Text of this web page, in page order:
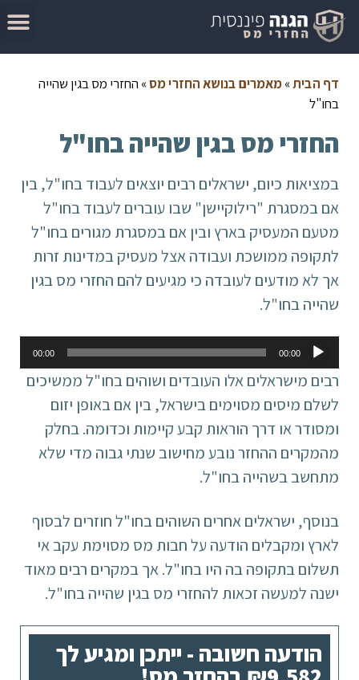
דף הבית»מאמרים בנושא החזרי מס» החזרי מס בגין שהייה
בחו"ל
החזרי מס בגין שהייה בחו"ל
במציאות כיום, ישראלים רבים יוצאים לעבוד בחו"ל, בין
אם במסגרת "רילוקיישן" שבו עוברים לעבוד בחו"ל
מטעם המעסיק בארץ ובין אם במסגרת מגורים בחו"ל
לתקופה ממושכת ועבודה אצל מעסיק במדינות זרות
אך לא מודעים לעובדה כי מגיעים להם החזרי מס בגין
שהייה בחו"ל.
אודיו
00:00
00:00
רבים מישראלים אלו העובדים ושוהים בחו"ל ממשיכים
לשלם מיסים מסוימים בישראל, בין אם באופן יזום
ומסודר או דרך הוראות קבע קיימות וכדומה. בחלק
מהמקרים ההחזר נובע מחישוב שנתי גבוה מדי שלא
מתחשב בשהייה בחו"ל.
בנוסף, ישראלים אחרים השוהים בחו"ל חוזרים לבסוף
לארץ ומקבלים הודעה על חבות מס מסוימת עקב אי
תשלום בתקופה בה היו בחו"ל. אך במקרים רבים מאוד
ישנה למעשה זכאות להחזרי מס בגין שהייה בחו"ל.
הודעה חשובה - ייתכן ומגיע לך